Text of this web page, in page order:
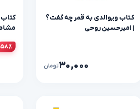
کتاب ویوالدی به قمر چه گفت؟
| امیرحسین روحی
۳۰,۰۰۰تومان
۵۸٪